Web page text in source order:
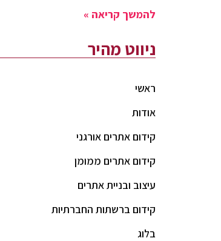
להמשך קריאה »
ניווט מהיר
ראשי
אודות
קידום אתרים אורגני
קידום אתרים ממומן
עיצוב ובניית אתרים
קידום ברשתות החברתיות
בלוג